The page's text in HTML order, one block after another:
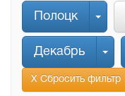
Полоцк
Декабрь
Х Сбросить фильтр